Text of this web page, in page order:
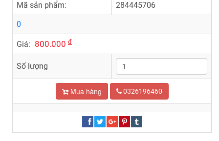
Mã sản phẩm: 284445706
0
Giá: 800.000 đ
Số lượng
Mua hàng 0326196460